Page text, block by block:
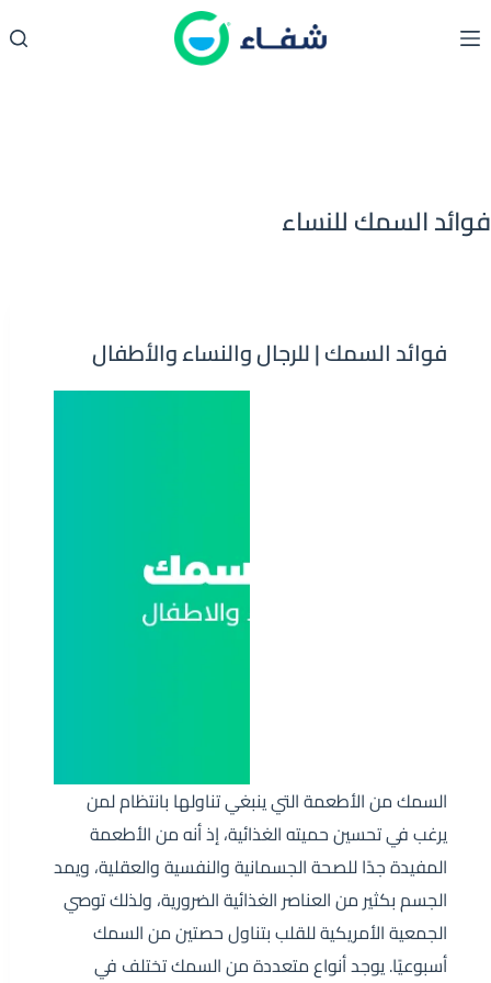
إلى
فوائد السمك للنساء
فوائد السمك | للرجال والنساء والأطفال
السمك من الأطعمة التي ينبغي تناولها بانتظام لمن
يرغب في تحسين حميته الغذائية، إذ أنه من الأطعمة
المفيدة جدًا للصحة الجسمانية والنفسية والعقلية، ويمد
الجسم بكثير من العناصر الغذائية الضرورية، ولذلك توصي
الجمعية الأمريكية للقلب بتناول حصتين من السمك
أسبوعيًا. يوجد أنواع متعددة من السمك تختلف في